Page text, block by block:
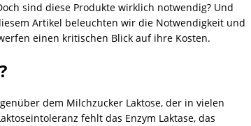
sind diese Produkte wirklich notwendig? Und
Artikel beleuchten wir die Notwendigkeit und
einen kritischen Blick auf ihre Kosten.
dem Milchzucker Laktose, der in vielen
fehlt das Enzym Laktase, das